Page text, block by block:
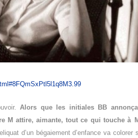
Alors que les initiales BB
M attire, aimante, tout ce qui touche à
d’un bégaiement d’enfance va